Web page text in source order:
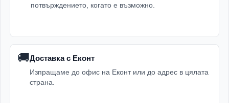
потвърждението, когато е възможно.
🚚Доставка с Еконт
Изпращаме до офис на Еконт или до адрес в цялата
страна.